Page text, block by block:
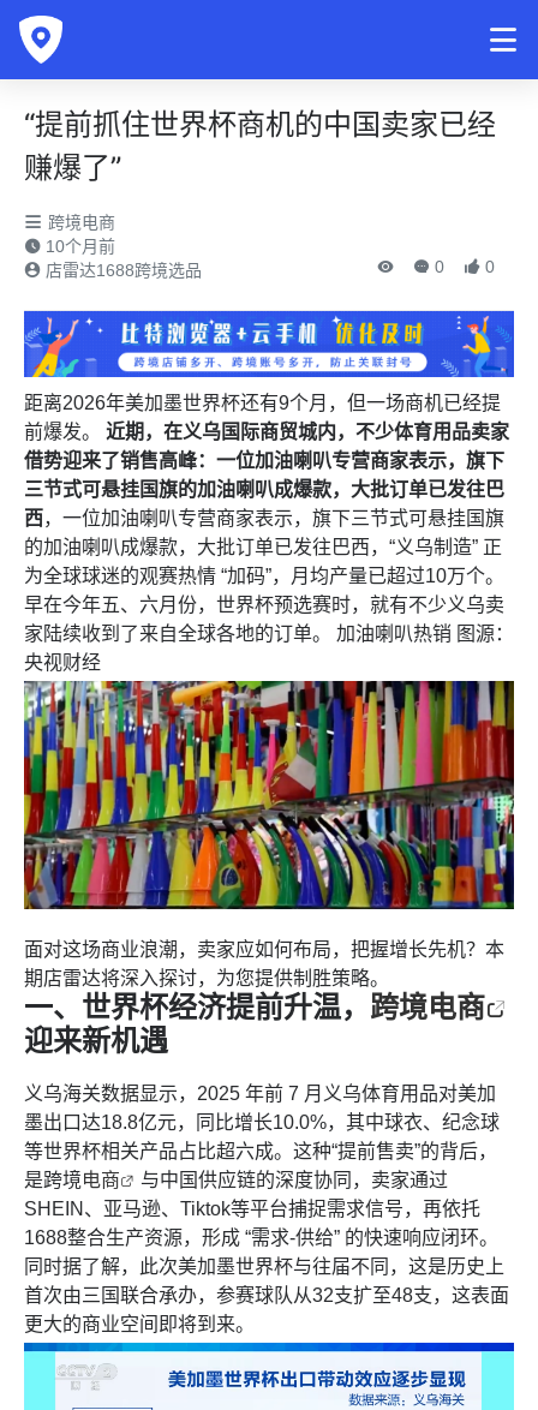
“提前抓住世界杯商机的中国卖家已经
赚爆了”
跨境电商
10个月前
店雷达1688跨境选品
0 0
距离2026年美加墨世界杯还有9个月，但一场商机已经提
前爆发。 近期，在义乌国际商贸城内，不少体育用品卖家
借势迎来了销售高峰：一位加油喇叭专营商家表示，旗下
三节式可悬挂国旗的加油喇叭成爆款，大批订单已发往巴
西，一位加油喇叭专营商家表示，旗下三节式可悬挂国旗
的加油喇叭成爆款，大批订单已发往巴西，“义乌制造” 正
为全球球迷的观赛热情 “加码”，月均产量已超过10万个。
早在今年五、六月份，世界杯预选赛时，就有不少义乌卖
家陆续收到了来自全球各地的订单。 加油喇叭热销 图源：
央视财经
面对这场商业浪潮，卖家应如何布局，把握增长先机？本
期店雷达将深入探讨，为您提供制胜策略。
一、世界杯经济提前升温， 跨境电商
迎来新机遇
义乌海关数据显示，2025 年前 7 月义乌体育用品对美加
墨出口达18.8亿元，同比增长10.0%，其中球衣、纪念球
等世界杯相关产品占比超六成。这种“提前售卖”的背后，
是跨境电商
与中国供应链的深度协同，卖家通过
SHEIN、亚马逊、Tiktok等平台捕捉需求信号，再依托
1688整合生产资源，形成 “需求-供给” 的快速响应闭环。
同时据了解，此次美加墨世界杯与往届不同，这是历史上
首次由三国联合承办，参赛球队从32支扩至48支，这表面
更大的商业空间即将到来。